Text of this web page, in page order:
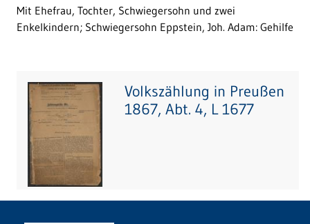
Mit Ehefrau, Tochter, Schwiegersohn und zwei
Enkelkindern; Schwiegersohn Eppstein, Joh. Adam: Gehilfe
Volkszählung in Preußen
1867, Abt. 4, L 1677